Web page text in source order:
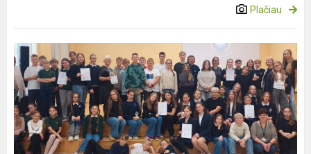
Plačiau
Popietė
„Mokomės
etikos
kitaip“